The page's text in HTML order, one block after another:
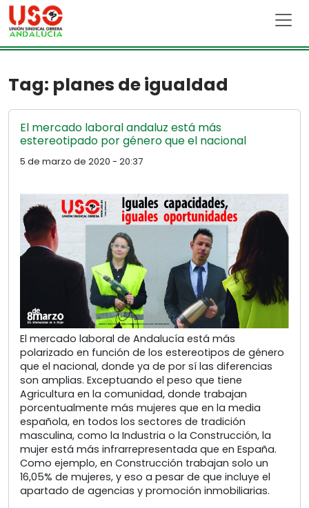
Skip to main content
Tag: planes de igualdad
El mercado laboral andaluz está más
estereotipado por género que el nacional
5 de marzo de 2020 - 20:37
El mercado laboral de Andalucía está más
polarizado en función de los estereotipos de género
que el nacional, donde ya de por sí las diferencias
son amplias. Exceptuando el peso que tiene
Agricultura en la comunidad, donde trabajan
porcentualmente más mujeres que en la media
española, en todos los sectores de tradición
masculina, como la Industria o la Construcción, la
mujer está más infrarrepresentada que en España.
Como ejemplo, en Construcción trabajan solo un
16,05% de mujeres, y eso a pesar de que incluye el
apartado de agencias y promoción inmobiliarias.